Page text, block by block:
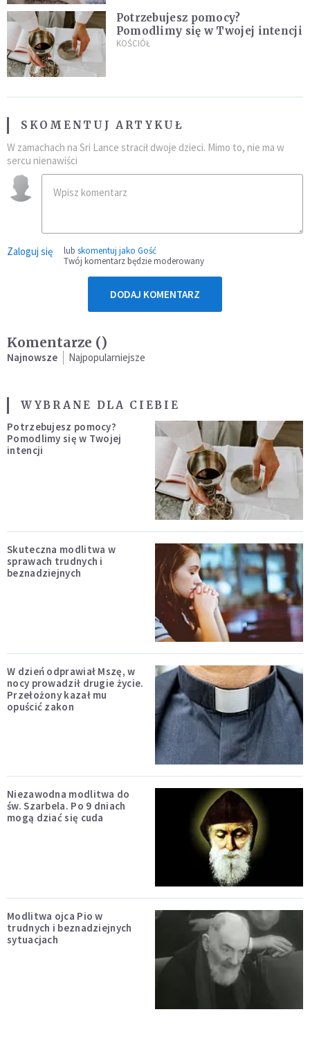
Potrzebujesz pomocy?
Pomodlimy się w Twojej intencji
KOŚCIÓŁ
SKOMENTUJ ARTYKUŁ
W zamachach na Sri Lance stracił dwoje dzieci. Mimo to, nie ma w
sercu nienawiści
Zaloguj się lub skomentuj jako Gość
Twój komentarz będzie moderowany
DODAJ KOMENTARZ
Komentarze ()
Najnowsze Najpopularniejsze
WYBRANE DLA CIEBIE
Potrzebujesz pomocy?
Pomodlimy się w Twojej
intencji
Skuteczna modlitwa w
sprawach trudnych i
beznadziejnych
W dzień odprawiał Mszę, w
nocy prowadził drugie życie.
Przełożony kazał mu
opuścić zakon
Niezawodna modlitwa do
św. Szarbela. Po 9 dniach
mogą dziać się cuda
Modlitwa ojca Pio w
trudnych i beznadziejnych
sytuacjach